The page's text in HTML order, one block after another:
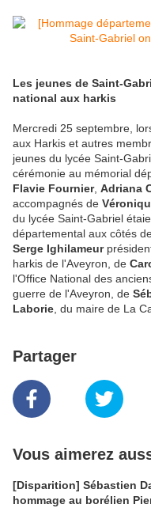
Les jeunes de Saint-
national aux harkis
Mercredi 25 septembre,
aux Harkis et autres
jeunes du lycée Saint-
cérémonie au mémorial
Flavie Fournier, Adriana
accompagnés de
du lycée Saint-Gabriel
départemental aux côtés
Serge Ighilameur
harkis de l'Aveyron, de
l'Office National des
guerre de l'Aveyron, de
Laborie , du maire de La
Partager
Vous aimerez
[Disparition] Sébastien
hommage au borélien